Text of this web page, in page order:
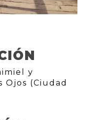
y
(Ciudad